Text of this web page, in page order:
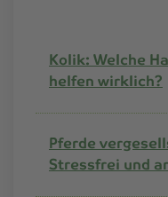
Kolik: Welche
helfen wirklich?
Pferde
Stressfrei und